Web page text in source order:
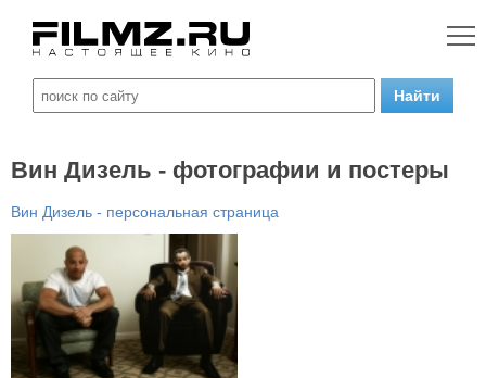
Вин Дизель - фотографии и постеры
Вин Дизель - персональная страница